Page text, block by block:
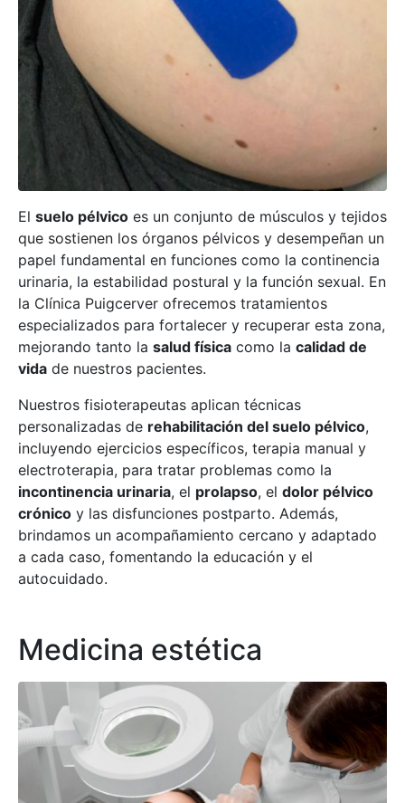
El suelo pélvico es un conjunto de músculos y tejidos
que sostienen los órganos pélvicos y desempeñan un
papel fundamental en funciones como la continencia
urinaria, la estabilidad postural y la función sexual. En
la Clínica Puigcerver ofrecemos tratamientos
especializados para fortalecer y recuperar esta zona,
mejorando tanto la salud física como la calidad de
vida de nuestros pacientes.
Nuestros fisioterapeutas aplican técnicas
personalizadas de rehabilitación del suelo pélvico,
incluyendo ejercicios específicos, terapia manual y
electroterapia, para tratar problemas como la
incontinencia urinaria, el prolapso, el dolor pélvico
crónico y las disfunciones postparto. Además,
brindamos un acompañamiento cercano y adaptado
a cada caso, fomentando la educación y el
autocuidado.
Medicina estética